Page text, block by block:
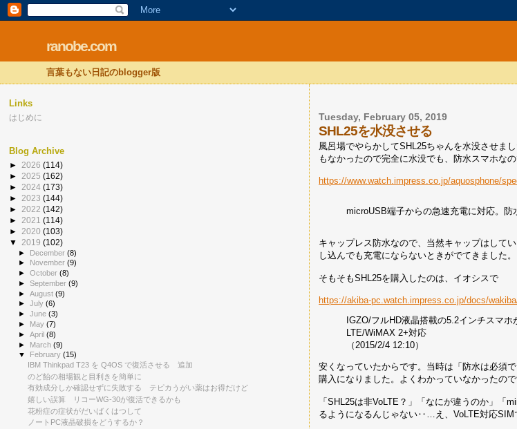
ranobe.com
言葉もない日記のblogger版
Tuesday, February 05, 2019
SHL25を水没させる
風呂場でやらかしてSHL25ちゃんを水没させま
もなかったので完全に水没でも、防水スマホな
https://www.watch.impress.co.jp/aquosphone/
microUSB端子からの急速充電に対応。
キャップレス防水なので、当然キャップはして
し込んでも充電にならないときがでてきました
そもそもSHL25を購入したのは、イオシスで
https://akiba-pc.watch.impress.co.jp/docs/
IGZO/フルHD液晶搭載の5.2インチスマ
LTE/WiMAX 2+対応
（2015/2/4 12:10）
安くなっていたからです。当時は「防水は必須
購入になりました。よくわかっていなかったの
「SHL25は非VoLTE？」「なにが違うのか」「
るようになるんじゃない‥…え、VoLTE対応SIM
Links
はじめに
Blog Archive
► 2026 (114)
► 2025 (162)
► 2024 (173)
► 2023 (144)
► 2022 (142)
► 2021 (114)
► 2020 (103)
▼ 2019 (102)
► December(8)
►
November(9)
►October(8)
►September(9)
►August(9)
►July(6)
►June(3)
► May(7)
►April(8)
► March(9)
▼
February(15)
IBM Thinkpad T23 を Q4OS で復活させる 追加
のど飴の相場観と目利きを簡単に
有効成分しか確認せずに失敗する テピカうがい薬はお得だけど
嬉しい誤算 リコーWG-30が復活できるかも
花粉症の症状がだいばくはつして
ノートPC液晶破損をどうするか？